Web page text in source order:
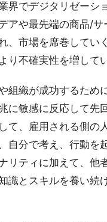
界でデジタリゼーシ
アや最先端の商品/サ
、市場を席巻してい
り不確実性を増してい
組織が成功するため
に敏感に反応して先
て、雇用される側の
自分で考え、行動を
リティに加えて、他
識とスキルを養い続